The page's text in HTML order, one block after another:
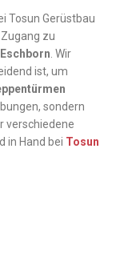
Tosun Gerüstbau
zu
. Wir
ist, um
sondern
verschiedene
in Hand bei Tosun